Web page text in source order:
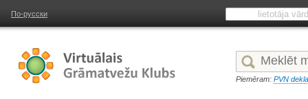
По-русски
Piemēram: PVN